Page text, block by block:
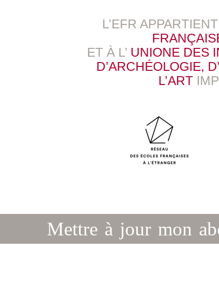
L’EFR
ET À L’ UNIONE DES
D’ARCHÉOLOGIE,
L’ART
Mettre à jour mon